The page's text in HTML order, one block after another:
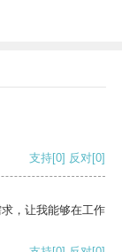
支持[0] 反对[0]
，让我能够在工作